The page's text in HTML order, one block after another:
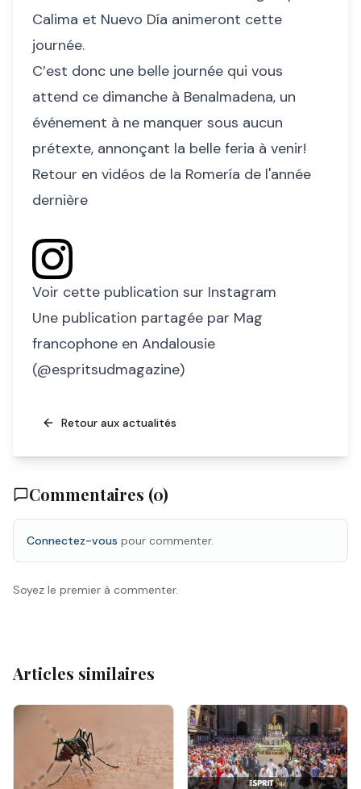
Calima et Nuevo Día animeront cette
journée.
C’est donc une belle journée qui vous
attend ce dimanche à Benalmadena, un
événement à ne manquer sous aucun
prétexte, annonçant la belle feria à venir!
Retour en vidéos de la Romería de l'année
dernière
Voir cette publication sur Instagram
Une publication partagée par Mag
francophone en Andalousie
(@espritsudmagazine)
Retour aux actualités
Commentaires (0)
Connectez-vous pour commenter.
Soyez le premier à commenter.
Articles similaires